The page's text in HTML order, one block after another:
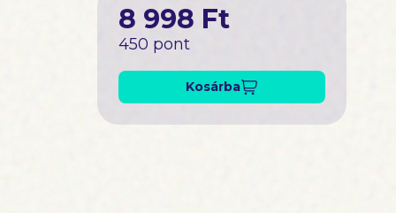
8 998 Ft
450 pont
Kosárba